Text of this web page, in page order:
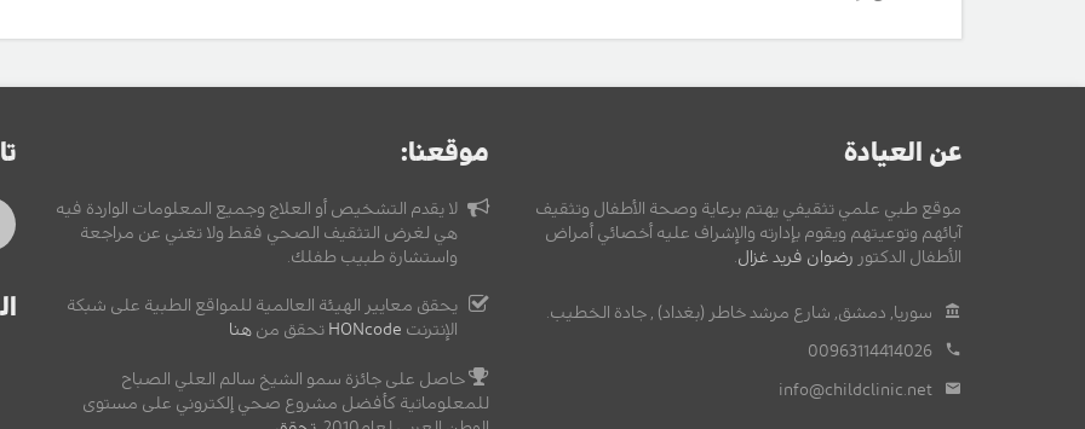
عن العيادة
موقع طبي علمي تثقيفي يهتم برعاية وصحة الأطفال وتثقيف
آبائهم وتوعيتهم ويقوم بإدارته والإشراف عليه أخصائي أمراض
الأطفال الدكتور رضوان فريد غزال.
سوريا, دمشق, شارع مرشد خاطر (بغداد) , جادة الخطيب.
00963114414026
info@childclinic.net
موقعنا:
لا يقدم التشخيص أو العلاج وجميع المعلومات الواردة فيه
هي لغرض التثقيف الصحي فقط ولا تغني عن مراجعة
واستشارة طبيب طفلك.
يحقق معايير الهيئة العالمية للمواقع الطبية على شبكة
الإنترنت HONcode تحقق من هنا
حاصل على جائزة سمو الشيخ سالم العلي الصباح
للمعلوماتية كأفضل مشروع صحي إلكتروني على مستوى